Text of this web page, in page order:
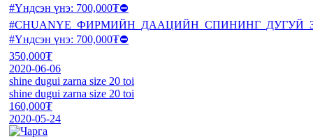
#Үндсэн үнэ: 700,000₮⛔️
#Үндсэн үнэ: 700,000₮⛔️
350,000₮
2020-06-06
shine dugui zarna size 20 toi
shine dugui zarna size 20 toi
160,000₮
2020-05-24